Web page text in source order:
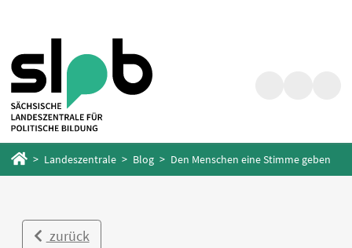
springen
springen
Startseite
Landeszentrale Blog Den Menschen eine Stimme geben
zurück